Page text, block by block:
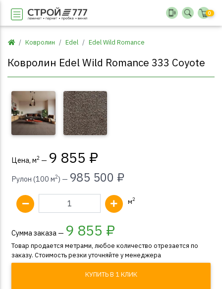
0
Ковролин Edel Edel Wild Romance
Ковролин Edel Wild Romance 333 Coyote
Внимание! Реальный цвет и оттенок товара может
отличаться от представленного на сайте.
Цена, м2 — 9 855 ₽
Рулон (100 м2) — 985 500 ₽
м2
Сумма заказа — 9 855 ₽
Товар продается метрами, любое количество отрезается по
заказу. Стоимость резки уточняйте у менеджера
КУПИТЬ В 1 КЛИК